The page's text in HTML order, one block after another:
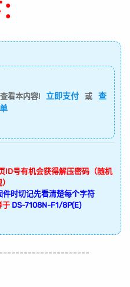
看本内容! 立即支付 或
查
ID号有机会获得解压密码（随机
时切记先看清楚每个字符
于 DS-7108N-F1/8P(E)